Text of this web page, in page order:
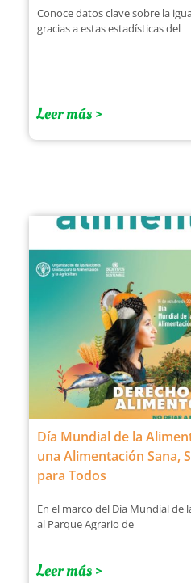
Conoce datos clave sobre la
gracias a estas estadísticas del
Leer más >
Día Mundial de la
una Alimentación Sana,
para Todos
En el marco del Día Mundial de
al Parque Agrario de
Leer más >